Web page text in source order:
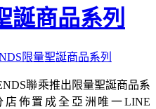
誕商品系列
聯乘推出限量聖誕商品系
佈置成全亞洲唯一LINE